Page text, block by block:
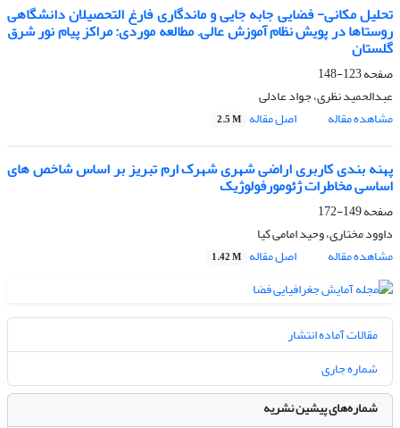
تحلیل مکانی- فضایی جابه جایی و ماندگاری فارغ التحصیلان دانشگاهی
روستاها در پویش نظام آموزش عالی. مطالعه موردی: مراکز پیام نور شرق
گلستان
صفحه123-148
عبدالحمید نظری، جواد عادلی
مشاهده مقاله
اصل مقاله 2.5 M
پهنه بندی کاربری اراضی شهری شهرک ارم تبریز بر اساس شاخص های
اساسی مخاطرات ژئومورفولوژیک
صفحه149-172
داوود مختاری، وحید امامی کیا
مشاهده مقاله
اصل مقاله 1.42 M
مقالات آماده انتشار
شماره جاری
شماره‌های پیشین نشریه